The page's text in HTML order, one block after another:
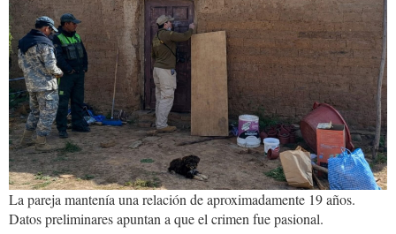
La pareja mantenía una relación de aproximadamente 19 años.
Datos preliminares apuntan a que el crimen fue pasional.